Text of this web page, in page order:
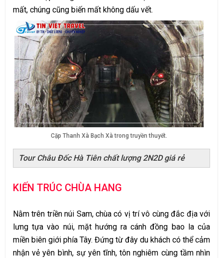
mất, chúng cũng biến mất không dấu vết.
Cặp Thanh Xà Bạch Xà trong truyền thuyết.
Tour Châu Đốc Hà Tiên chất lượng 2N2D giá rẻ
KIẾN TRÚC CHÙA HANG
Nằm trên triền núi Sam, chùa có vị trí vô cùng đắc địa với
lưng tựa vào núi, mặt hướng ra cánh đồng bao la của
miền biên giới phía Tây. Đứng từ đây du khách có thể cảm
nhận vẻ yên bình, sự yên tĩnh, tôn nghiêm cùng tầm nhìn